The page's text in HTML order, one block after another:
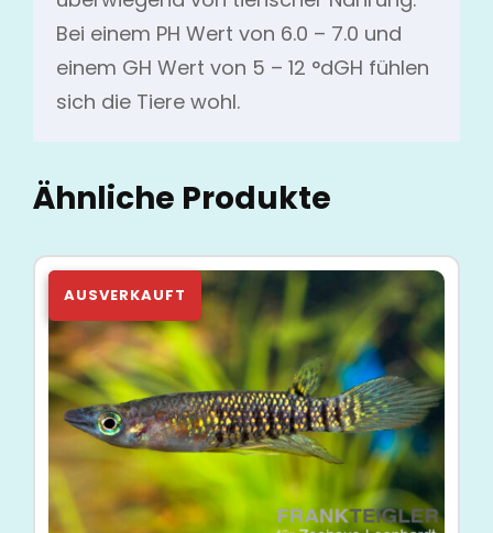
Bei einem PH Wert von 6.0 – 7.0 und
einem GH Wert von 5 – 12 °dGH fühlen
sich die Tiere wohl.
Ähnliche Produkte